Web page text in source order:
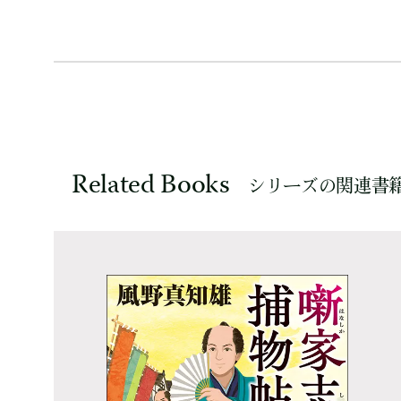
Related Books シリーズの関連書